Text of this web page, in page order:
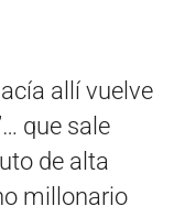
allí vuelve
que sale
de alta
millonario